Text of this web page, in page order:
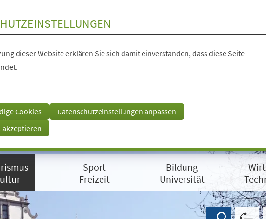
dieser Website erklären Sie sich damit einverstanden, dass diese Seite
Cookies
Datenschutzeinstellungen anpassen
akzeptieren
Sport
Freizeit
Bildung
Universität